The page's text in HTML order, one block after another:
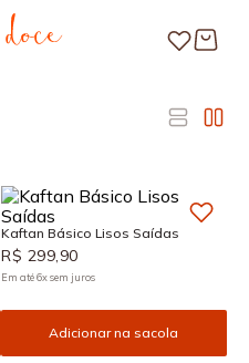
Kaftan Básico Lisos Saídas
R$ 299,90
Em até6xsem juros
Adicionar na sacola